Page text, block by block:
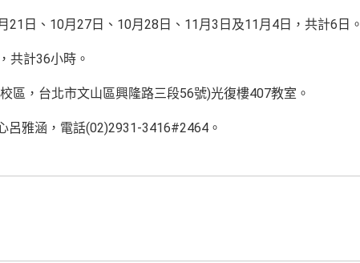
21日、10月27日、10月28日、11月3日及11月4日，共計6日。
共計36小時。
區，台北市文山區興隆路三段56號)光復樓407教室。
呂雅涵，電話(02)2931-3416#2464。